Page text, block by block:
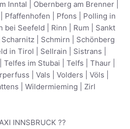
Inntal Obernberg am Brenner|
Pfaffenhofen Pfons
Polling in
bei Seefeld Rinn Rum
Sankt
Scharnitz| Schmirn
Schönberg
in Tirol Sellrain Sistrans
Telfes im Stubai Telfs Thaur
Vals Volders Völs
Wildermieming Zirl
INNSBRUCK ??